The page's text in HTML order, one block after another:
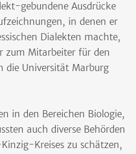
gebundene Ausdrücke
in denen er
Dialekten machte,
zum Mitarbeiter für den
die Universität Marburg
in den Bereichen Biologie,
auch diverse Behörden
Kreises zu schätzen,